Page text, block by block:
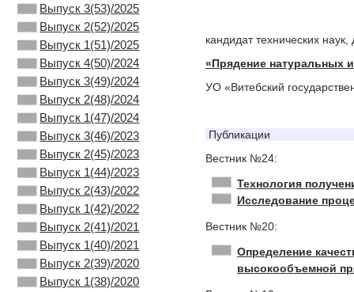
Выпуск 3(53)/2025
Выпуск 2(52)/2025
Выпуск 1(51)/2025
Выпуск 4(50)/2024
Выпуск 3(49)/2024
Выпуск 2(48)/2024
Выпуск 1(47)/2024
Выпуск 3(46)/2023
Выпуск 2(45)/2023
Выпуск 1(44)/2023
Выпуск 2(43)/2022
Выпуск 1(42)/2022
Выпуск 2(41)/2021
Выпуск 1(40)/2021
Выпуск 2(39)/2020
Выпуск 1(38)/2020
кандидат технических
«Прядение натуральных
УО «Витебский
Публикации
Вестник №24:
Технология
Исследование
Вестник №20:
Определение
высокообъемной